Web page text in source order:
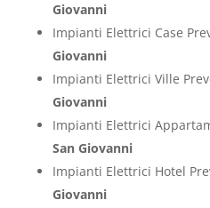
Giovanni
Impianti Elettrici Case
Giovanni
Impianti Elettrici Ville
Giovanni
Impianti Elettrici
San Giovanni
Impianti Elettrici Hotel
Giovanni